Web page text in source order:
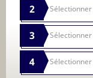
2
3
4